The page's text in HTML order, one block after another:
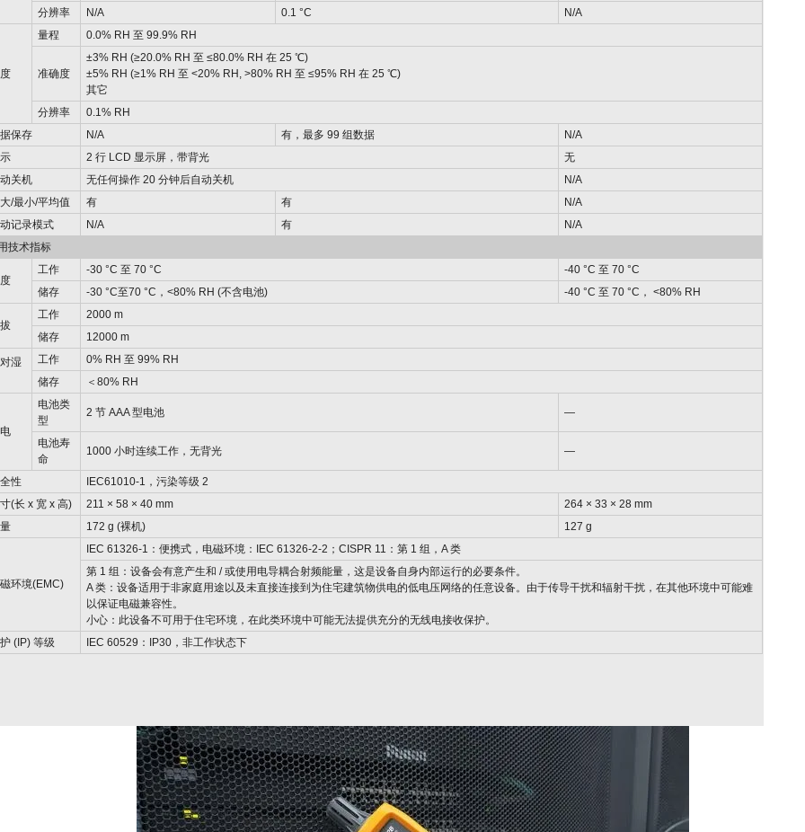
分辨率
N/A 0.1 °C N/A
量程 0.0% RH 至 99.9% RH
准确度
±3% RH (≥20.0% RH 至 ≤80.0% RH 在 25 ℃)
±5% RH (≥1% RH 至 <20% RH, >80% RH 至 ≤95% RH 在 25 ℃)
其它
分辨率
0.1% RH
保存
N/A 有，最多 99 组数据
N/A
2 行 LCD 显示屏，带背光
无
关机
无任何操作 20 分钟后自动关机
N/A
/最小/平均值
有 有
N/A
记录模式
N/A 有
N/A
技术指标
工作 -30 °C 至 70 °C
-40 °C 至 70 °C
储存
-30 °C至70 °C，<80% RH (不含电池) -40 °C 至 70 °C， <80% RH
工作
2000 m
储存
12000 m
湿
工作
0% RH 至 99% RH
储存
＜80% RH
电池类
型
2 节 AAA 型电池 —
电池寿
命
1000 小时连续工作，无背光 —
性
IEC61010-1，污染等级 2
(长 x 宽 x 高)
211 × 58 × 40 mm
264 × 33 × 28 mm
172 g (裸机) 127 g
环境(EMC)
IEC 61326-1：便携式，电磁环境：IEC 61326-2-2；CISPR 11：第 1 组，A 类
第 1 组：设备会有意产生和 / 或使用电导耦合射频能量，这是设备自身内部运行的必要条件。
A 类：设备适用于非家庭用途以及未直接连接到为住宅建筑物供电的低电压网络的任意设备。由于传导干扰和辐射干扰，在其他环境中可能难
以保证电磁兼容性。
小心：此设备不可用于住宅环境，在此类环境中可能无法提供充分的无线电接收保护。
(IP) 等级
IEC 60529：IP30，非工作状态下